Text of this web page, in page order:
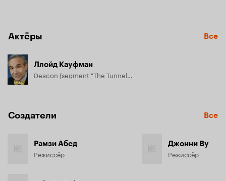
Актёры Все
Ллойд Кауфман
Deacon (segment "The Tunnel"), хроника
Создатели Все
Рамзи Абед
Режиссёр
Джонни Ву
Режиссёр